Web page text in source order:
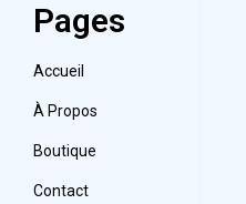
Pages
Accueil
À Propos
Boutique
Contact